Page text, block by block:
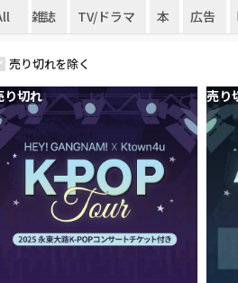
雑誌 TV/ドラマ 本 広告
売り切れを除く
り切れ 売り